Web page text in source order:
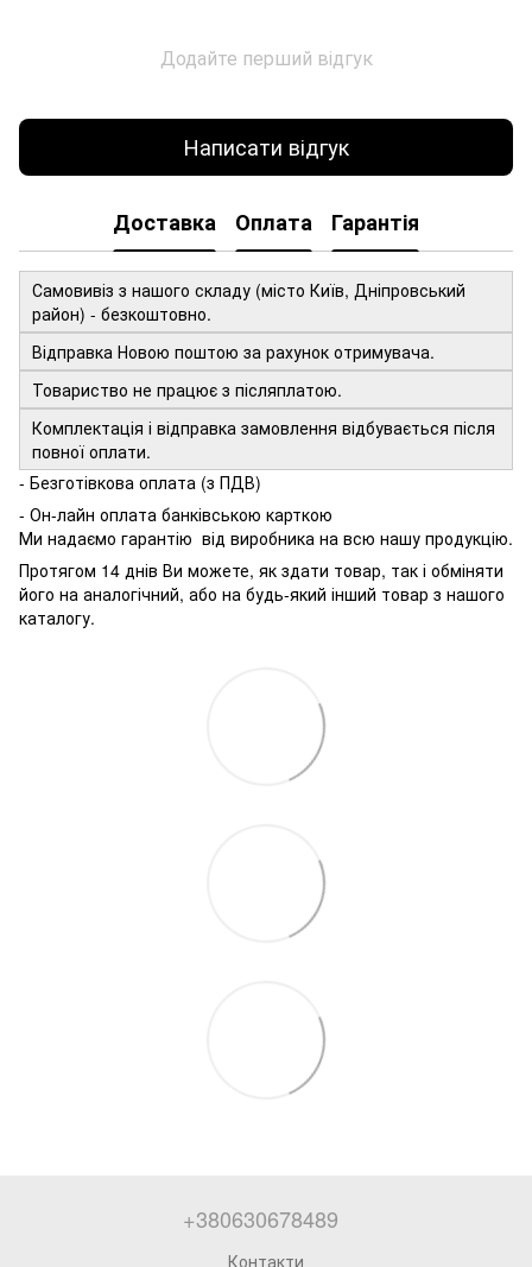
Додайте перший відгук
Написати відгук
Доставка Оплата Гарантія
Самовивіз з нашого складу (місто Київ, Дніпровський
район) - безкоштовно.
Відправка Новою поштою за рахунок отримувача.
Товариство не працює з післяплатою.
Комплектація і відправка замовлення відбувається після
повної оплати.
- Безготівкова оплата (з ПДВ)
- Он-лайн оплата банківською карткою
Ми надаємо гарантію від виробника на всю нашу продукцію.
Протягом 14 днів Ви можете, як здати товар, так і обміняти
його на аналогічний, або на будь-який інший товар з нашого
каталогу.
+380630678489
Контакти